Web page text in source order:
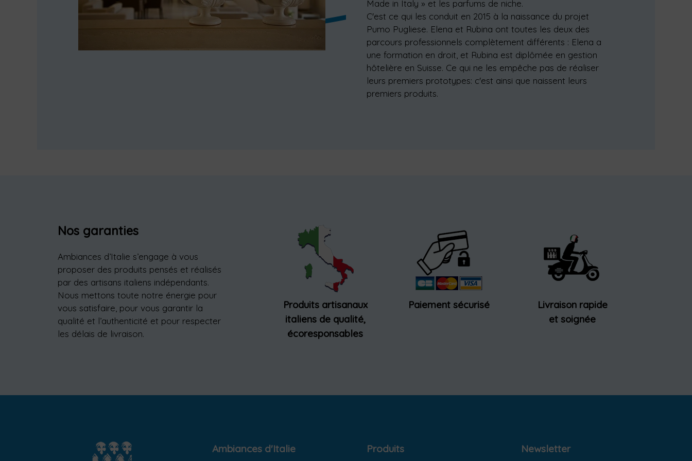
Made in Italy » et les parfums de niche.
C'est ce qui les conduit en 2015 à la naissance du projet
Pumo Pugliese. Elena et Rubina ont toutes les deux des
parcours professionnels complètement différents : Elena a
une formation en droit, et Rubina est diplômée en gestion
hôtelière en Suisse. Ce qui ne les empêche pas de réaliser
leurs premiers prototypes: c'est ainsi que naissent leurs
premiers produits.
Nos garanties
Ambiances d’Italie s’engage à vous
proposer des produits pensés et réalisés
par des artisans italiens indépendants.
Nous mettons toute notre énergie pour
vous satisfaire, pour vous garantir la
qualité et l’authenticité et pour respecter
les délais de livraison.
Produits artisanaux
italiens de qualité,
écoresponsables
Paiement sécurisé
Livraison rapide
et soignée
Ambiances d'Italie Produits Newsletter